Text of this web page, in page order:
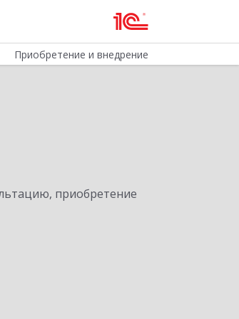
Приобретение и внедрение
приобретение